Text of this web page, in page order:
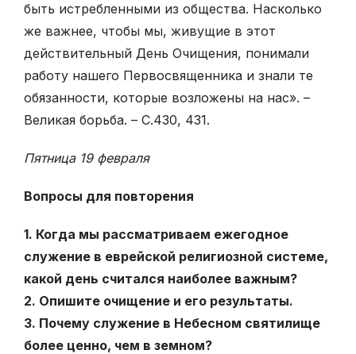
быть истребленными из общества. Насколько
же важнее, чтобы мы, живущие в этот
действительный День Очищения, понимали
работу нашего Первосвященника и знали те
обязанности, которые возложены на нас». –
Великая борьба. – С.430, 431.
Пятница 19 февраля
Вопросы для повторения
1. Когда мы рассматриваем ежегодное
служение в еврейской религиозной системе,
какой день считался наиболее важным?
2. Опишите очищение и его результаты.
3. Почему служение в Небесном святилище
более ценно, чем в земном?